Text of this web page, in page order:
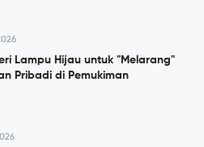
Lampu Hijau untuk "Melarang"
Pribadi di Pemukiman